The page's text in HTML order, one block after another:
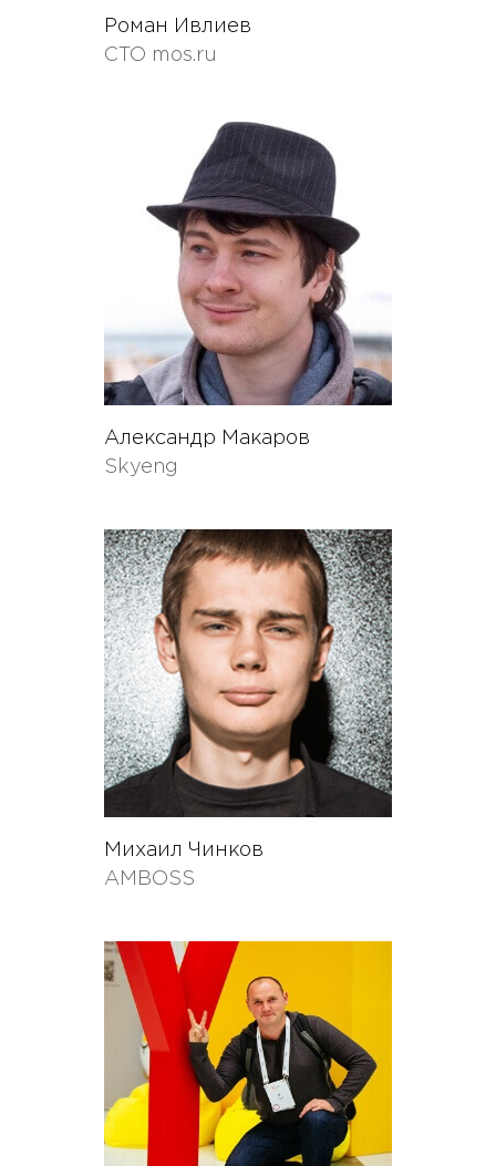
Роман Ивлиев
CTO mos.ru
Александр Макаров
Skyeng
Михаил Чинков
AMBOSS